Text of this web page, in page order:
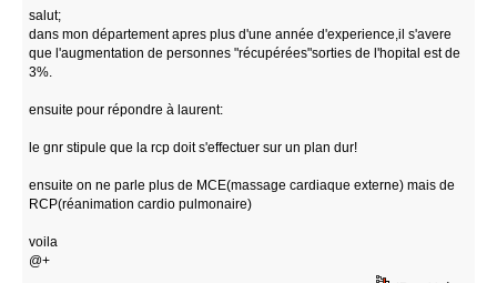
salut;
dans mon département apres plus d'une année d'experience,il s'avere
que l'augmentation de personnes "récupérées"sorties de l'hopital est de
3%.
ensuite pour répondre à laurent:
le gnr stipule que la rcp doit s'effectuer sur un plan dur!
ensuite on ne parle plus de MCE(massage cardiaque externe) mais de
RCP(réanimation cardio pulmonaire)
voila
@+